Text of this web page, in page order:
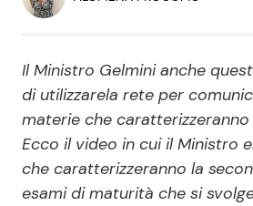
Economia
Persone Scomparse
Politica
Il Ministro Gelmini anche
di utilizzarela rete per
materie che caratterizzeranno
Ecco il video in cui il Ministro
che caratterizzeranno la
esami di maturità che si